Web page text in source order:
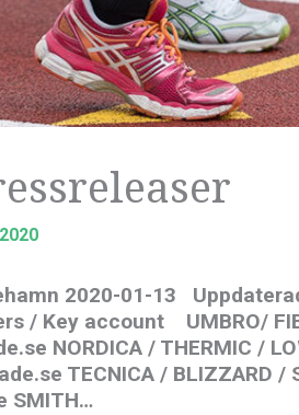
2020-01-13
/ Key account UMBRO/
NORDICA / THERMIC /
TECNICA / BLIZZARD /
SMITH…